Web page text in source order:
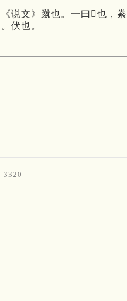
说文》蹴也。一曰𤰞也，
伏也。
3320